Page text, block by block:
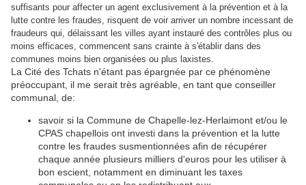
suffisants pour affecter un agent exclusivement à la prévention et à la
lutte contre les fraudes, risquent de voir arriver un nombre incessant de
fraudeurs qui, délaissant les villes ayant instauré des contrôles plus ou
moins efficaces, commencent sans crainte à s'établir dans des
communes moins bien organisées ou plus laxistes.
La Cité des Tchats n'étant pas épargnée par ce phénomène
préoccupant, il me serait très agréable, en tant que conseiller
communal, de:
savoir si la Commune de Chapelle-lez-Herlaimont et/ou le
CPAS chapellois ont investi dans la prévention et la lutte
contre les fraudes susmentionnées afin de récupérer
chaque année plusieurs milliers d'euros pour les utiliser à
bon escient, notamment en diminuant les taxes